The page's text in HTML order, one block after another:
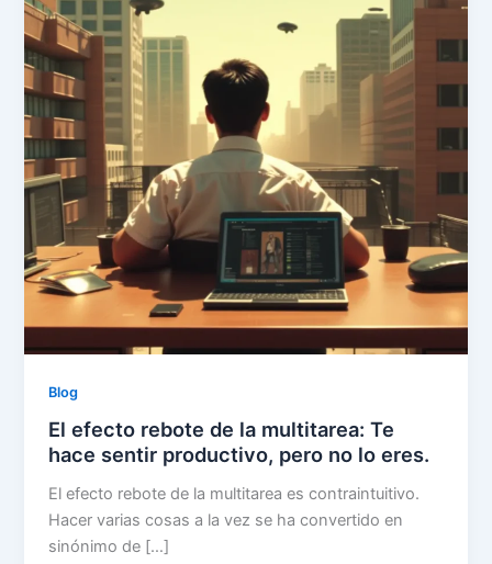
Blog
El efecto rebote de la multitarea: Te
hace sentir productivo, pero no lo eres.
El efecto rebote de la multitarea es contraintuitivo.
Hacer varias cosas a la vez se ha convertido en
sinónimo de […]